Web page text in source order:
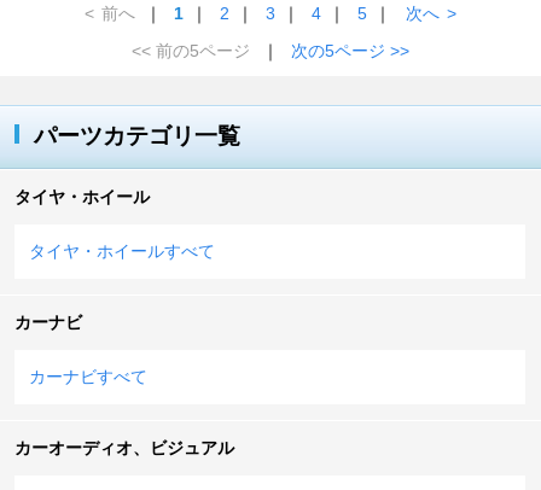
< 前へ ｜ 1 ｜ 2 ｜ 3 ｜ 4 ｜ 5 ｜ 次へ >
<< 前の5ページ
｜ 次の5ページ >>
パーツカテゴリ一覧
タイヤ・ホイール
タイヤ・ホイールすべて
カーナビ
カーナビすべて
カーオーディオ、ビジュアル